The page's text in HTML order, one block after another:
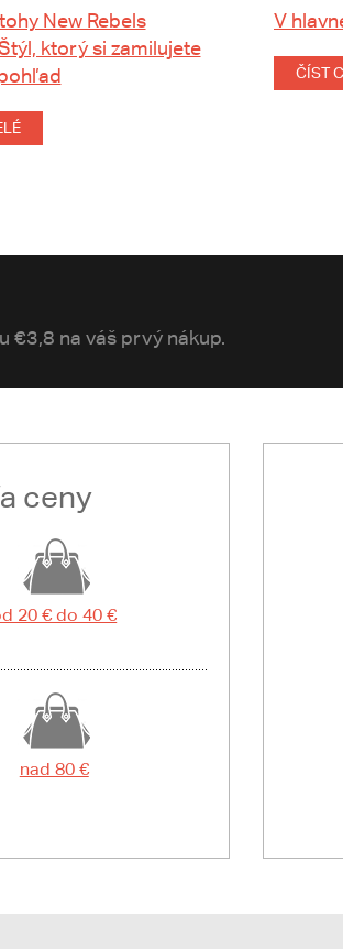
New Rebels
ktorý si zamilujete
V
ČÍST
€3,8 na váš prvý nákup.
ceny
20 € do 40 €
nad 80 €